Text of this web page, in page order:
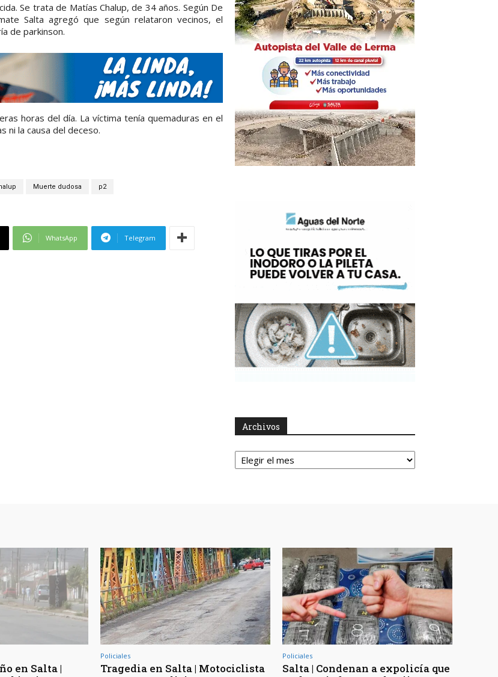
Se trata de Matías Chalup, de 34 años. Según De
Salta agregó que según relataron vecinos, el
de parkinson.
horas del día. La víctima tenía quemaduras en el
ni la causa del deceso.
Muerte dudosa p2
WhatsApp Telegram
Archivos
Archivos
en Salta |
Policiales
Tragedia en Salta | Motociclista
Policiales
Salta | Condenan a expolicía que